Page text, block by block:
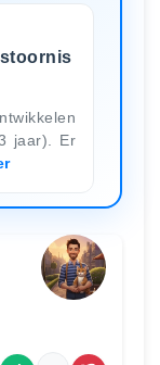
jaar). Er